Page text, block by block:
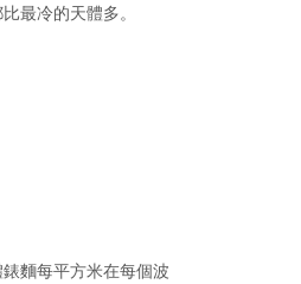
最冷的天體多。
麵每平方米在每個波